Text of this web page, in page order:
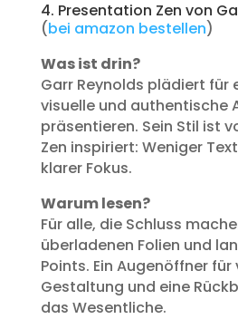
4. Presentation Zen von
(bei amazon bestellen)
Was ist drin?
Garr Reynolds plädiert für
visuelle und authentische
präsentieren. Sein Stil ist
Zen inspiriert: Weniger
klarer Fokus.
Warum lesen?
Für alle, die Schluss
überladenen Folien und
Points. Ein Augenöffner für
Gestaltung und eine
das Wesentliche.